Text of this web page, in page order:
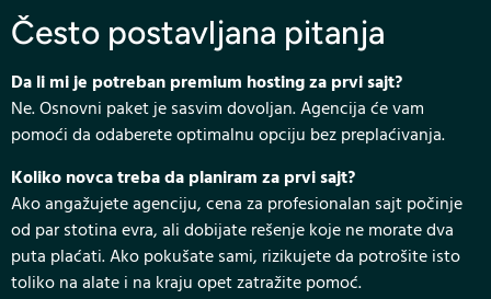
Često postavljana pitanja
Da li mi je potreban premium hosting za prvi sajt?
Ne. Osnovni paket je sasvim dovoljan. Agencija će vam
pomoći da odaberete optimalnu opciju bez preplaćivanja.
Koliko novca treba da planiram za prvi sajt?
Ako angažujete agenciju, cena za profesionalan sajt počinje
od par stotina evra, ali dobijate rešenje koje ne morate dva
puta plaćati. Ako pokušate sami, rizikujete da potrošite isto
toliko na alate i na kraju opet zatražite pomoć.